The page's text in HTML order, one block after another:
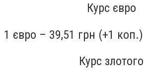
Курс євро
1 євро – 39,51 грн (+1 коп.)
Курс злотого